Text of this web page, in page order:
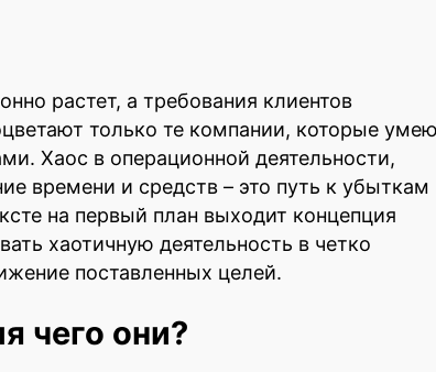
растет, а требования клиентов
только те компании, которые
Хаос в операционной деятельности,
времени и средств – это путь к убыткам
на первый план выходит концепция
хаотичную деятельность в четко
поставленных целей.
чего они?